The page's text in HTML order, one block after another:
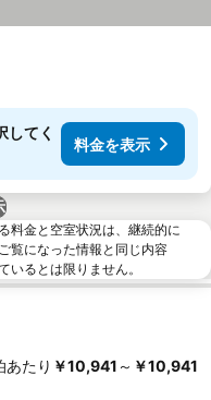
してく
料金を表示
料金と空室状況は、継続的に
覧になった情報と同じ内容
いるとは限りません。
たり ‎￥10,941 ～ ‎￥10,941